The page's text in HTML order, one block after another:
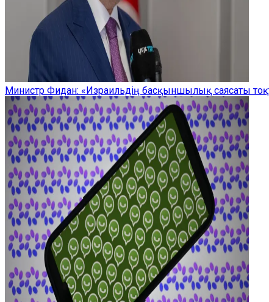
Министр Фидан: «Израильдің басқыншылық саясаты